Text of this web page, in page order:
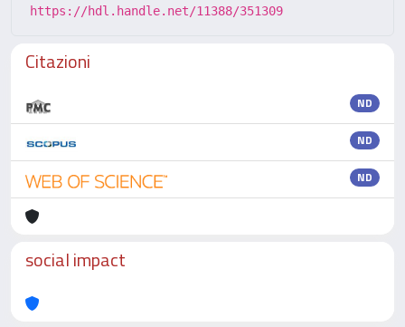
https://hdl.handle.net/11388/351309
Citazioni
ND
ND
ND
social impact